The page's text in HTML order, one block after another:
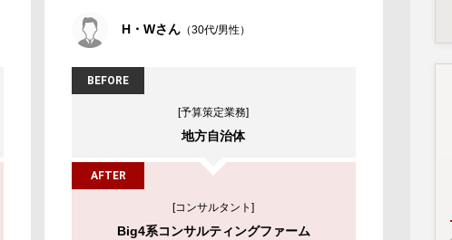
H・Wさん （30代/男性）
BEFORE
[予算策定業務]
地方自治体
AFTER
[コンサルタント]
Big4系コンサルティングファーム